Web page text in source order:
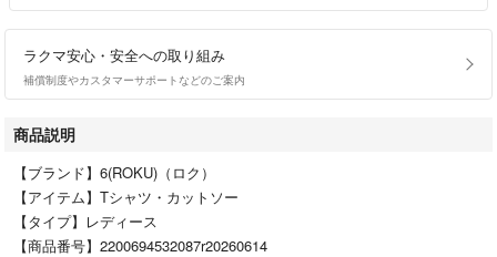
ラクマ安心・安全への取り組み
補償制度やカスタマーサポートなどのご案内
商品説明
【ブランド】6(ROKU)（ロク）
【アイテム】Tシャツ・カットソー
【タイプ】レディース
【商品番号】2200694532087r20260614